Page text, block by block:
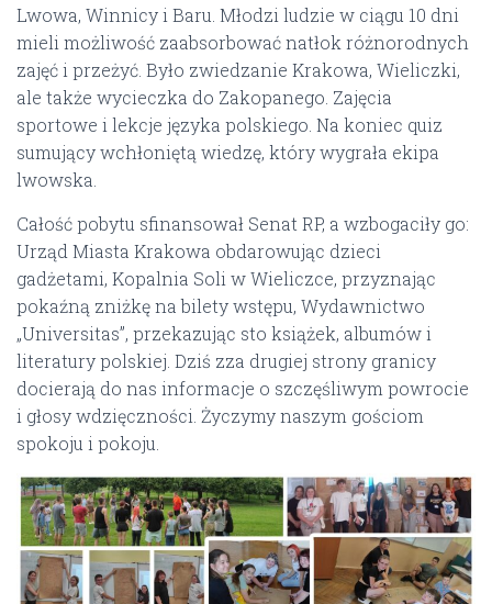
Lwowa, Winnicy i Baru. Młodzi ludzie w ciągu 10 dni
mieli możliwość zaabsorbować natłok różnorodnych
zajęć i przeżyć. Było zwiedzanie Krakowa, Wieliczki,
ale także wycieczka do Zakopanego. Zajęcia
sportowe i lekcje języka polskiego. Na koniec quiz
sumujący wchłoniętą wiedzę, który wygrała ekipa
lwowska.
Całość pobytu sfinansował Senat RP, a wzbogaciły go:
Urząd Miasta Krakowa obdarowując dzieci
gadżetami, Kopalnia Soli w Wieliczce, przyznając
pokaźną zniżkę na bilety wstępu, Wydawnictwo
„Universitas”, przekazując sto książek, albumów i
literatury polskiej. Dziś zza drugiej strony granicy
docierają do nas informacje o szczęśliwym powrocie
i głosy wdzięczności. Życzymy naszym gościom
spokoju i pokoju.